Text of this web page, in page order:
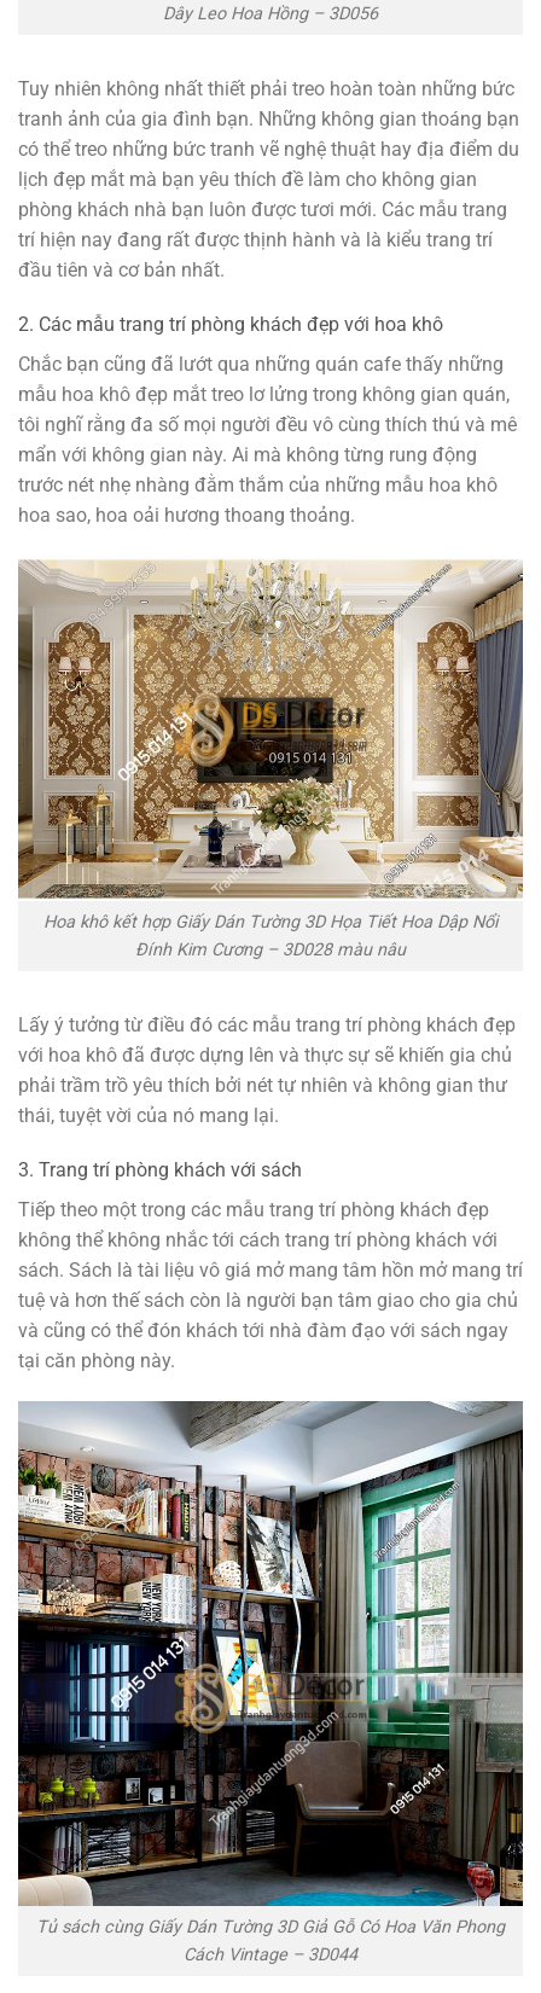
Dây Leo Hoa Hồng – 3D056
Tuy nhiên không nhất thiết phải treo hoàn toàn những bức
tranh ảnh của gia đình bạn. Những không gian thoáng bạn
có thể treo những bức tranh vẽ nghệ thuật hay địa điểm du
lịch đẹp mắt mà bạn yêu thích đề làm cho không gian
phòng khách nhà bạn luôn được tươi mới. Các mẫu trang
trí hiện nay đang rất được thịnh hành và là kiểu trang trí
đầu tiên và cơ bản nhất.
2. Các mẫu trang trí phòng khách đẹp với hoa khô
Chắc bạn cũng đã lướt qua những quán cafe thấy những
mẫu hoa khô đẹp mắt treo lơ lửng trong không gian quán,
tôi nghĩ rằng đa số mọi người đều vô cùng thích thú và mê
mẩn với không gian này. Ai mà không từng rung động
trước nét nhẹ nhàng đằm thắm của những mẫu hoa khô
hoa sao, hoa oải hương thoang thoảng.
Hoa khô kết hợp Giấy Dán Tường 3D Họa Tiết Hoa Dập Nổi
Đính Kim Cương – 3D028 màu nâu
Lấy ý tưởng từ điều đó các mẫu trang trí phòng khách đẹp
với hoa khô đã được dựng lên và thực sự sẽ khiến gia chủ
phải trầm trồ yêu thích bởi nét tự nhiên và không gian thư
thái, tuyệt vời của nó mang lại.
3. Trang trí phòng khách với sách
Tiếp theo một trong các mẫu trang trí phòng khách đẹp
không thể không nhắc tới cách trang trí phòng khách với
sách. Sách là tài liệu vô giá mở mang tâm hồn mở mang trí
tuệ và hơn thế sách còn là người bạn tâm giao cho gia chủ
và cũng có thể đón khách tới nhà đàm đạo với sách ngay
tại căn phòng này.
Tủ sách cùng Giấy Dán Tường 3D Giả Gỗ Có Hoa Văn Phong
Cách Vintage – 3D044